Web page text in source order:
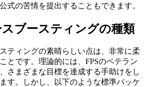
式の苦情を提出することもできます。
ブースティングの種類
ティングの素晴らしい点は、非常に柔
とです。理論的には、FPSのベテラン
さまざまな目標を達成する手助けをし
す。しかし、以下のような標準パッケ